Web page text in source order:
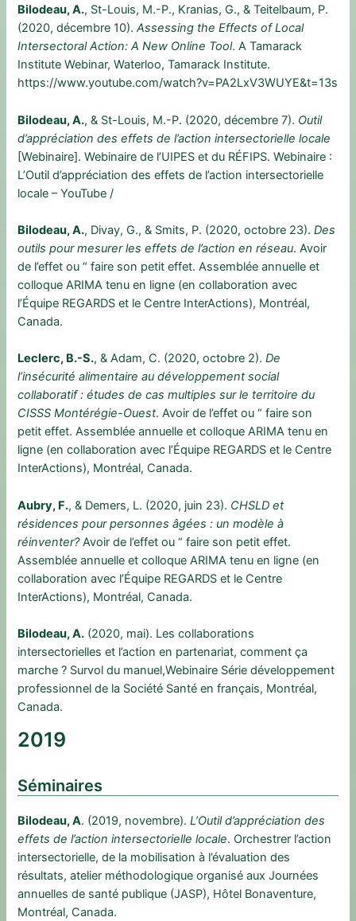
Bilodeau, A., St-Louis, M.-P., Kranias, G., & Teitelbaum, P.
(2020, décembre 10).Assessing the Effects of Local
Intersectoral Action: A New Online Tool. A Tamarack
Institute Webinar, Waterloo, Tamarack Institute.
https://www.youtube.com/watch?v=PA2LxV3WUYE&t=13s
Bilodeau, A., & St-Louis, M.-P. (2020, décembre 7). Outil
d’appréciation des effets de l’action intersectorielle locale
[Webinaire]. Webinaire de l’UIPES et du RÉFIPS. Webinaire :
L’Outil d’appréciation des effets de l’action intersectorielle
locale – YouTube /
Bilodeau, A., Divay, G., & Smits, P. (2020, octobre 23).Des
outils pour mesurer les effets de l’action en réseau. Avoir
de l’effet ou “ faire son petit effet. Assemblée annuelle et
colloque ARIMA tenu en ligne (en collaboration avec
l’Équipe REGARDS et le Centre InterActions), Montréal,
Canada.
Leclerc, B.-S., & Adam, C. (2020, octobre 2).De
l’insécurité alimentaire au développement social
collaboratif : études de cas multiples sur le territoire du
CISSS Montérégie-Ouest. Avoir de l’effet ou “ faire son
petit effet. Assemblée annuelle et colloque ARIMA tenu en
ligne (en collaboration avec l’Équipe REGARDS et le Centre
InterActions), Montréal, Canada.
Aubry, F., & Demers, L. (2020, juin 23). CHSLD et
résidences pour personnes âgées : un modèle à
réinventer?Avoir de l’effet ou “ faire son petit effet.
Assemblée annuelle et colloque ARIMA tenu en ligne (en
collaboration avec l’Équipe REGARDS et le Centre
InterActions), Montréal, Canada.
Bilodeau, A. (2020, mai). Les collaborations
intersectorielles et l’action en partenariat, comment ça
marche ? Survol du manuel,Webinaire Série développement
professionnel de la Société Santé en français, Montréal,
Canada.
2019
Séminaires
Bilodeau, A. (2019, novembre).L’Outil d’appréciation des
effets de l’action intersectorielle locale. Orchestrer l’action
intersectorielle, de la mobilisation à l’évaluation des
résultats, atelier méthodologique organisé aux Journées
annuelles de santé publique (JASP), Hôtel Bonaventure,
Montréal, Canada.